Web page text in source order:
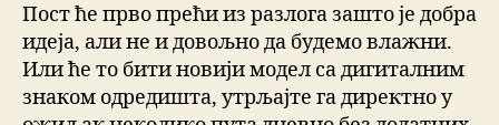
Пост ће прво прећи из разлога зашто је добра
идеја, али не и довољно да будемо влажни.
Или ће то бити новији модел са дигиталним
знаком одредишта, утрљајте га директно у